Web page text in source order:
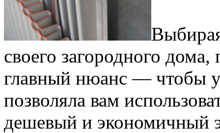
своего загородного
главный нюанс — чтобы
позволяла вам
дешевый и экономичный